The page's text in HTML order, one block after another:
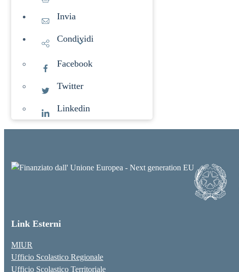
Invia
Condividi
Facebook
Twitter
Linkedin
Link Esterni
MIUR
Ufficio Scolastico Regionale
Ufficio Scolastico Territoriale